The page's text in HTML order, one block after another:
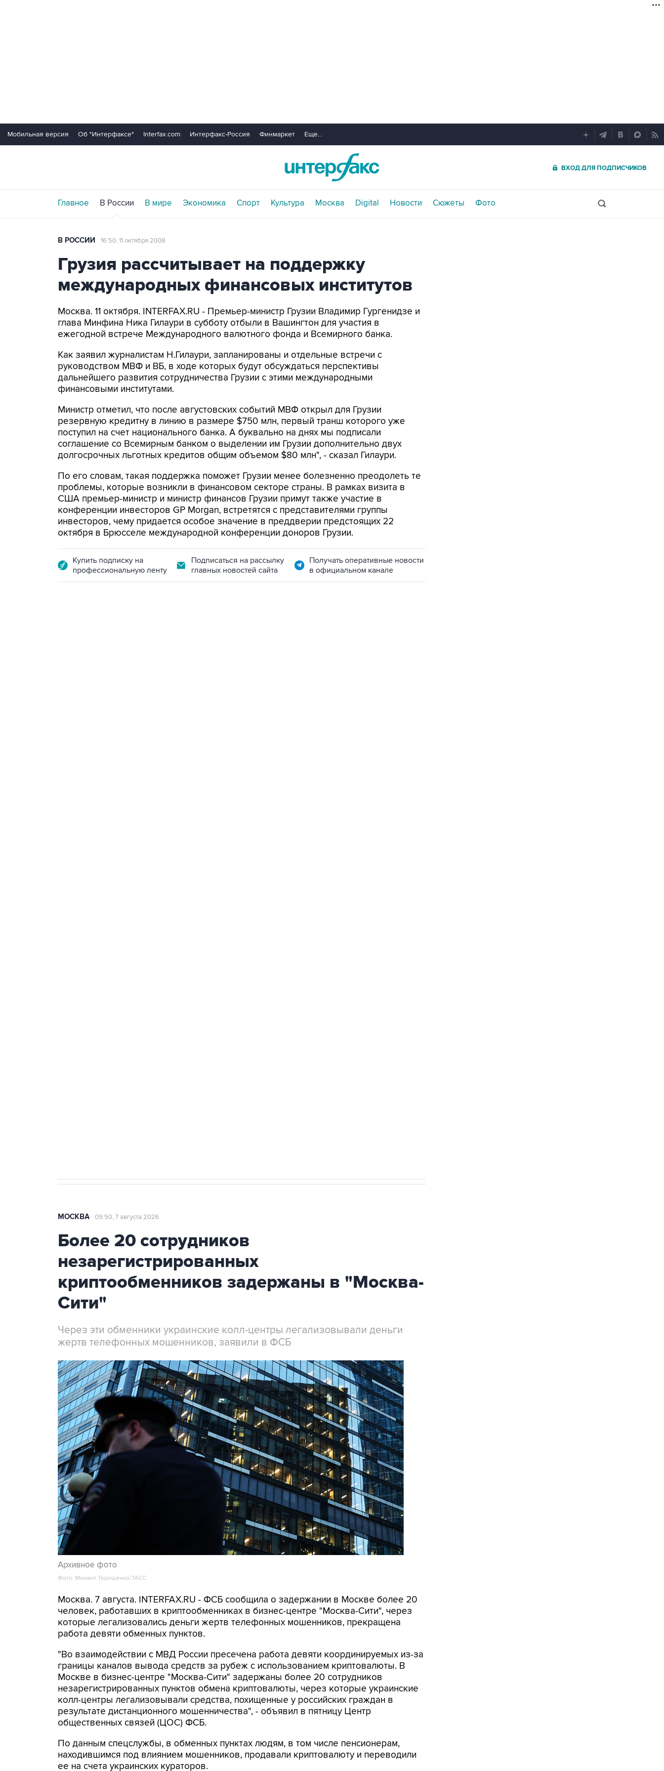
Мобильная версия Об "Интерфаксе" Interfax.com Интерфакс-Россия Финмаркет Еще...
ВХОД ДЛЯ ПОДПИСЧИКОВ
Главное В России В мире Экономика Спорт Культура Москва Digital Новости Сюжеты Фото
В РОССИИ 16:50, 11 октября 2008
Грузия рассчитывает на поддержку
международных финансовых институтов
Москва. 11 октября. INTERFAX.RU - Премьер-министр Грузии Владимир Гургенидзе и
глава Минфина Ника Гилаури в субботу отбыли в Вашингтон для участия в
ежегодной встрече Международного валютного фонда и Всемирного банка.
Как заявил журналистам Н.Гилаури, запланированы и отдельные встречи с
руководством МВФ и ВБ, в ходе которых будут обсуждаться перспективы
дальнейшего развития сотрудничества Грузии с этими международными
финансовыми институтами.
Министр отметил, что после августовских событий МВФ открыл для Грузии
резервную кредитну в линию в размере $750 млн, первый транш которого уже
поступил на счет национального банка. А буквально на днях мы подписали
соглашение со Всемирным банком о выделении им Грузии дополнительно двух
долгосрочных льготных кредитов общим объемом $80 млн", - сказал Гилаури.
По его словам, такая поддержка поможет Грузии менее болезненно преодолеть те
проблемы, которые возникли в финансовом секторе страны. В рамках визита в
США премьер-министр и министр финансов Грузии примут также участие в
конференции инвесторов GP Morgan, встретятся с представителями группы
инвесторов, чему придается особое значение в преддверии предстоящих 22
октября в Брюсселе международной конференции доноров Грузии.
Купить подписку на
профессиональную ленту
Подписаться на рассылку
главных новостей сайта
Получать оперативные новости
в официальном канале
МОСКВА 09:50, 7 августа 2026
Более 20 сотрудников
незарегистрированных
криптообменников задержаны в "Москва-
Сити"
Через эти обменники украинские колл-центры легализовывали деньги
жертв телефонных мошенников, заявили в ФСБ
Архивное фото
Фото: Михаил Терещенко/ТАСС
Москва. 7 августа. INTERFAX.RU - ФСБ сообщила о задержании в Москве более 20
человек, работавших в криптообменниках в бизнес-центре "Москва-Сити", через
которые легализовались деньги жертв телефонных мошенников, прекращена
работа девяти обменных пунктов.
"Во взаимодействии с МВД России пресечена работа девяти координируемых из-за
границы каналов вывода средств за рубеж с использованием криптовалюты. В
Москве в бизнес-центре "Москва-Сити" задержаны более 20 сотрудников
незарегистрированных пунктов обмена криптовалюты, через которые украинские
колл-центры легализовывали средства, похищенные у российских граждан в
результате дистанционного мошенничества", - объявил в пятницу Центр
общественных связей (ЦОС) ФСБ.
По данным спецслужбы, в обменных пунктах людям, в том числе пенсионерам,
находившимся под влиянием мошенников, продавали криптовалюту и переводили
ее на счета украинских кураторов.